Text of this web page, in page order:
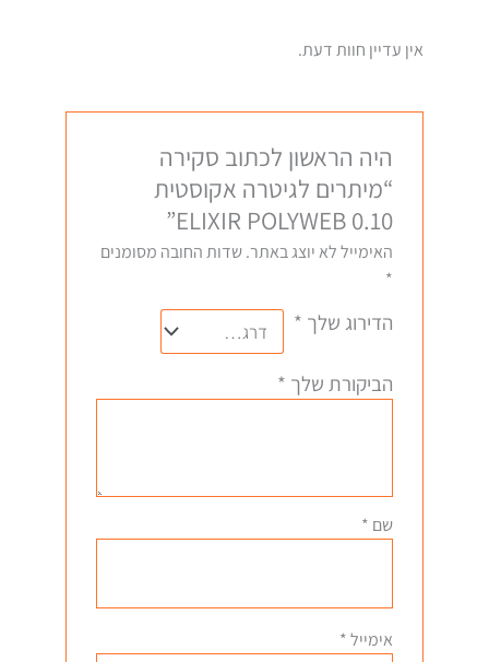
אין עדיין חוות דעת.
היה הראשון לכתוב סקירה
“מיתרים לגיטרה אקוסטית
ELIXIR POLYWEB 0.10”
האימייל לא יוצג באתר.שדות החובה מסומנים
*
הדירוג שלך *
הביקורת שלך *
שם *
אימייל*